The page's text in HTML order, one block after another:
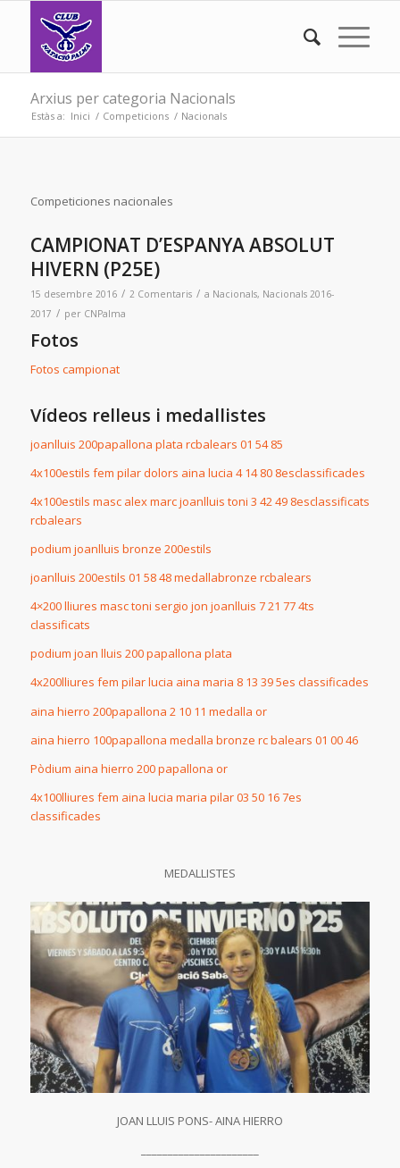
Arxius per categoria Nacionals
Estàs a: Inici / Competicions / Nacionals
Competiciones nacionales
CAMPIONAT D’ESPANYA ABSOLUT
HIVERN (P25E)
15 desembre 2016 / 2 Comentaris / a Nacionals, Nacionals 2016-
2017 / per CNPalma
Fotos
Fotos campionat
Vídeos relleus i medallistes
joanlluis 200papallona plata rcbalears 01 54 85
4x100estils fem pilar dolors aina lucia 4 14 80 8esclassificades
4x100estils masc alex marc joanlluis toni 3 42 49 8esclassificats
rcbalears
podium joanlluis bronze 200estils
joanlluis 200estils 01 58 48 medallabronze rcbalears
4×200 lliures masc toni sergio jon joanlluis 7 21 77 4ts
classificats
podium joan lluis 200 papallona plata
4x200lliures fem pilar lucia aina maria 8 13 39 5es classificades
aina hierro 200papallona 2 10 11 medalla or
aina hierro 100papallona medalla bronze rc balears 01 00 46
Pòdium aina hierro 200 papallona or
4x100lliures fem aina lucia maria pilar 03 50 16 7es
classificades
MEDALLISTES
JOAN LLUIS PONS- AINA HIERRO